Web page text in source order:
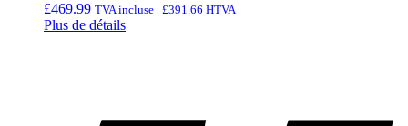
£469.99 TVA incluse | £391.66 HTVA
Plus de détails